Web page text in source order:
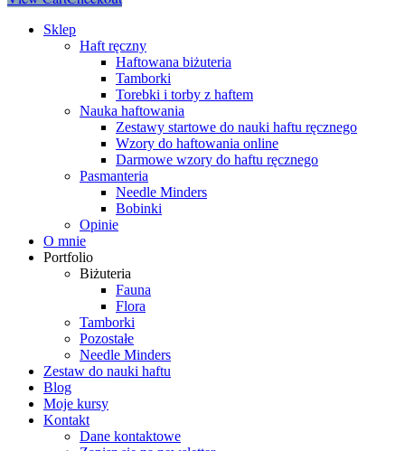
Sklep
Haft ręczny
Haftowana biżuteria
Tamborki
Torebki i torby z haftem
Nauka haftowania
Zestawy startowe do nauki haftu ręcznego
Wzory do haftowania online
Darmowe wzory do haftu ręcznego
Pasmanteria
Needle Minders
Bobinki
Opinie
O mnie
Portfolio
Biżuteria
Fauna
Flora
Tamborki
Pozostałe
Needle Minders
Zestaw do nauki haftu
Blog
Moje kursy
Kontakt
Dane kontaktowe